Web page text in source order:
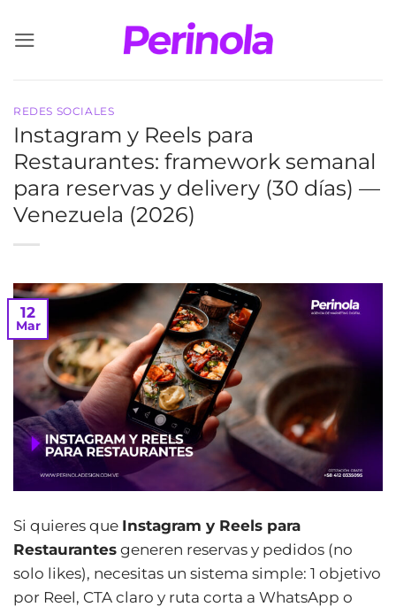
REDES SOCIALES
Instagram y Reels para
Restaurantes: framework semanal
para reservas y delivery (30 días) —
Venezuela (2026)
12
Mar
Si quieres que Instagram y Reels para
Restaurantes generen reservas y pedidos (no
solo likes), necesitas un sistema simple: 1 objetivo
por Reel, CTA claro y ruta corta a WhatsApp o